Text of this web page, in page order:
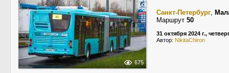
675
Санкт-Петербург,
Маршрут 50
31 октября 2024 г.,
Автор: NikitaChiron